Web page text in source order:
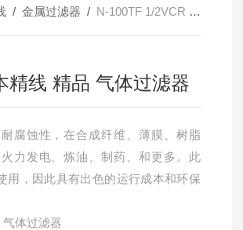
/ 金属过滤器 / N-100TF 1/2VCR L134Nippon Seisen日本精线 精品 气体过滤器
精线 精品 气体过滤器
腐蚀性，在合成纤维、薄膜、树脂
力发电、炼油、制药、和更多。此
用，因此具有出色的运行成本和环保
气体过滤器